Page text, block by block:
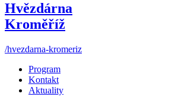
Hvězdárna
Kroměříž
/hvezdarna-kromeriz
Program
Kontakt
Aktuality